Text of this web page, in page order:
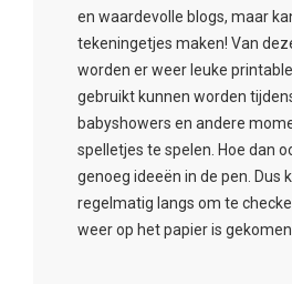
en waardevolle blogs, maar
tekeningetjes maken! Van
worden er weer leuke
gebruikt kunnen worden
babyshowers en andere
spelletjes te spelen. Hoe dan
genoeg ideeën in de pen. Dus
regelmatig langs om te
weer op het papier is gekomen.